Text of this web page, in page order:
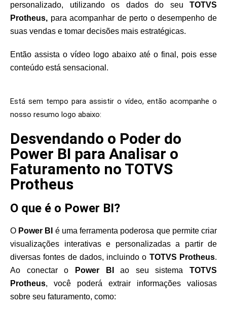
personalizado, utilizando os dados do seu TOTVS
Protheus, para acompanhar de perto o desempenho de
suas vendas e tomar decisões mais estratégicas.
Então assista o vídeo logo abaixo até o final, pois esse
conteúdo está sensacional.
Está sem tempo para assistir o vídeo, então acompanhe o
nosso resumo logo abaixo:
Desvendando o Poder do
Power BI para Analisar o
Faturamento no TOTVS
Protheus
O que é o Power BI?
O Power BI é uma ferramenta poderosa que permite criar
visualizações interativas e personalizadas a partir de
diversas fontes de dados, incluindo o TOTVS Protheus.
Ao conectar o
Power BI ao seu sistema TOTVS
Protheus, você poderá extrair informações valiosas
sobre seu faturamento, como: